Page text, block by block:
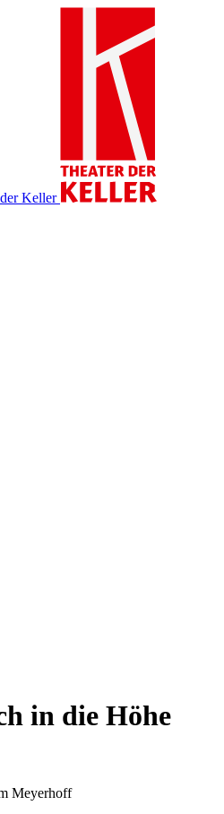
Keller
in die Höhe
Meyerhoff